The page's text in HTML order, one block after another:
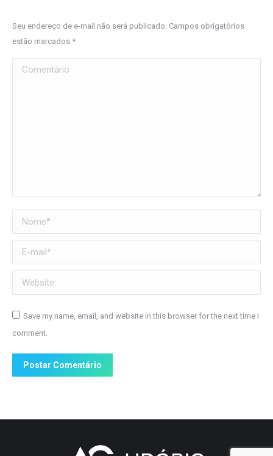
Seu endereço de e-mail não será publicado. Campos obrigatórios
estão marcados *
Comentário
Nome *
E-mail *
Website
Save my name, email, and website in this browser for the next time I
comment.
Postar Comentário